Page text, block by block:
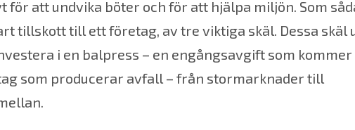
att undvika böter och för att hjälpa miljön. Som
tillskott till ett företag, av tre viktiga skäl. Dessa skäl
i en balpress – en engångsavgift som
som producerar avfall – från stormarknader till